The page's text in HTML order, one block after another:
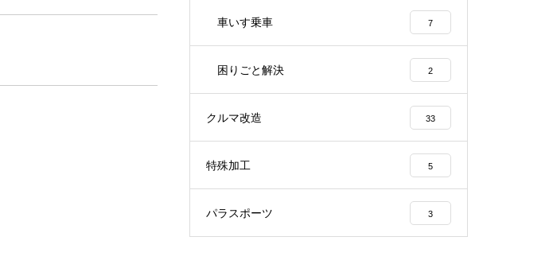
車いす乗車 7
困りごと解決 2
クルマ改造 33
特殊加工 5
パラスポーツ 3